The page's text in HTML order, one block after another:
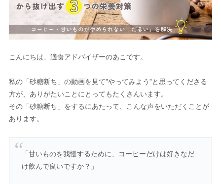
こんにちは、適食アドバイザーのあこです。
私の「砂糖断ち」の動画を見て”やってみよう”と思ってくださる
方が、ありがたいことにとってもたくさんいます。
その「砂糖断ち」をするにあたって、こんな声をいただくことが
あります。
「甘いものを我慢するために、コーヒーだけは好きなだ
け飲んで良いですか？」